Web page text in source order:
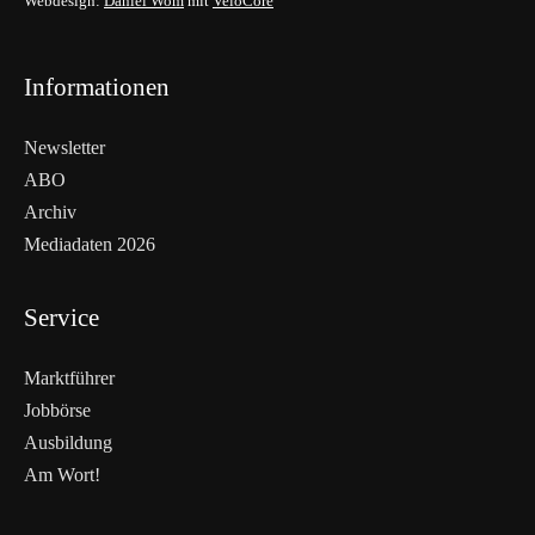
Informationen
Newsletter
ABO
Archiv
Mediadaten 2026
Service
Marktführer
Jobbörse
Ausbildung
Am Wort!